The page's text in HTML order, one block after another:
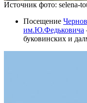
Источник фото: selena-
Посещение
им.Ю.Федьковича
буковинских и